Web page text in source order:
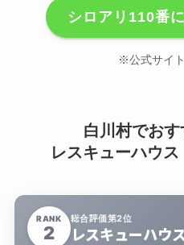
シロアリ110番
※公式サイ
白川村でお
レスキューハウ
RANK
2
総合評価第2位
レスキューハウ